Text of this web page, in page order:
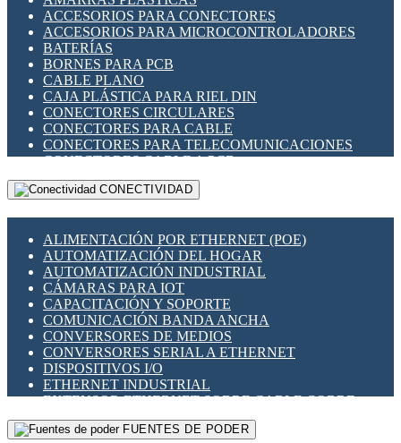
INDICADORES PARA PANEL
INTERFACES DE RELÉ
INTERRUPTORES FIN DE CARRERA
LLAVES CONMUTADORAS
MEDIDORES DE ENERGÍA Y TC'S DE CORRIENTE
MOTORES PASO A PASO
PANTALLAS HMI
PLC -CONTROLADORES LÓGICO PROGRAMABLES
PROGRAMADORES DE HORARIO
RELÉS DE PROTECCIÓN
SENSORES CAPACITIVOS
SENSORES INDUCTIVOS
TEMPORIZADORES
VARIACS
VARIADORES DE FRECUENCIA [VDF]
SECCIONADORES - INTERRUPTORES
MAQUINARIA
ACCESORIOS PARA CONECTORES
ACCESORIOS PARA MICROCONTROLADORES
BATERÍAS
BORNES PARA PCB
CABLE PLANO
CAJA PLÁSTICA PARA RIEL DIN
CONECTORES CIRCULARES
CONECTORES PARA CABLE
CONECTORES PARA TELECOMUNICACIONES
CONECTORES CABLE A PCB
CONECTORES PCB A CABLE
DIP SWITCHES
HERRAMIENTAS VARIAS
ILUMINACIÓN LED
INTERRUPTORES REED
INTERFACES DE RELÉ
OTROS RELÉS
PROTECCIÓN TÉRMICA
RELÉS AUTOMOTRICES
RELÉS DE SEÑAL
RELÉS DE ESTADO SÓLIDO SSR
RELÉS INDUSTRIALES
RELÉS MINIATURA DE POTENCIA
SENSORES MAGNÉTICOS
CONECTIVIDAD
ALIMENTACIÓN POR ETHERNET (POE)
AUTOMATIZACIÓN DEL HOGAR
AUTOMATIZACIÓN INDUSTRIAL
CÁMARAS PARA IOT
CAPACITACIÓN Y SOPORTE
COMUNICACIÓN BANDA ANCHA
CONVERSORES DE MEDIOS
CONVERSORES SERIAL A ETHERNET
DISPOSITIVOS I/O
ETHERNET INDUSTRIAL
EXTENSOR ETHERNET SOBRE CABLE COBRE
GATEWAY LORAWAN
GESTIÓN DE REDESFUENTES DE PODER